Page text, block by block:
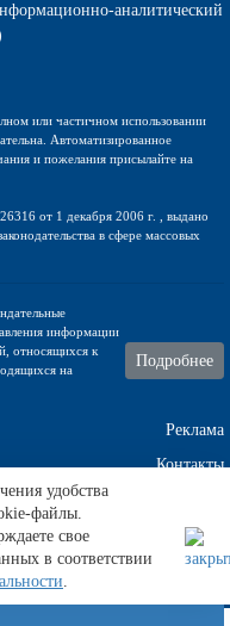
аналитический
или частичном использовании
Автоматизированное
и пожелания присылайте на
от 1 декабря 2006 г. , выдано
в сфере массовых
информации
относящихся к
на
Подробнее
Реклама
Контакты
Техническа поддержка
удобства
файлы.
свое
в соответствии
.